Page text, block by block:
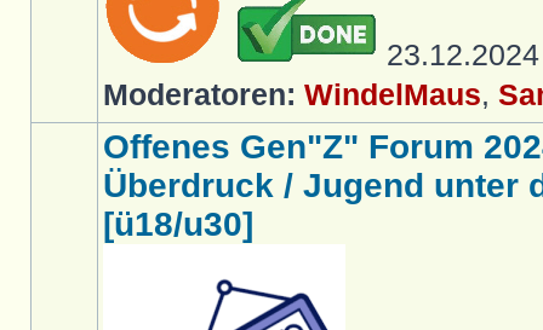
Moderatoren: WindelMaus,
Offenes Gen"Z" Forum
Überdruck / Jugend unter
[ü18/u30]